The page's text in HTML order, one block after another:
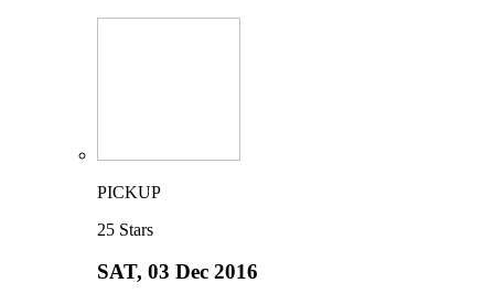
PICKUP
25 Stars
SAT, 03 Dec 2016